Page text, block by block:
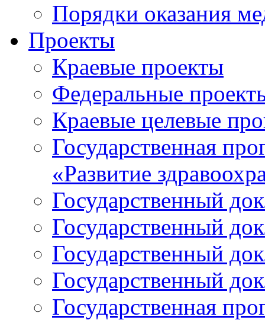
Порядки оказания
Проекты
Краевые проекты
Федеральные
Краевые целевые
Государственная
«Развитие
Государственный
Государственный
Государственный
Государственный
Государственная